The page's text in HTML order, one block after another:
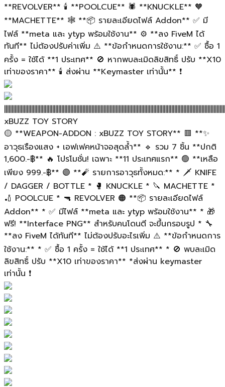
**REVOLVER** 🕯️ **POOLCUE** 🕷️ **KNUCKLE** 🧡
**MACHETTE** 🕸️ **📦 รายละเอียดไฟล์ Addon** ✅ มี
ไฟล์ **meta และ ytyp พร้อมใช้งาน** ⚙️ **ลง FiveM ได้
ทันที** ไม่ต้องปรับค่าเพิ่ม ⚠️ **ข้อกำหนดการใช้งาน:** ✅ ซื้อ 1
ครั้ง = ใช้ได้ **1 ประเทศ** 🚫 หากพบละเมิดลิขสิทธิ์ ปรับ **X10
เท่าของราคา** 🕯️ ส่งผ่าน **Keymaster เท่านั้น** ❗
xBUZZ TOY STORY
🟡 **WEAPON-ADDON : xBUZZ TOY STORY** 🟥 **✨
อาวุธเรืองแสง + เอฟเฟคหน้าจอสุดล้ำ** 🔹 รวม 7 ชิ้น **ปกติ
1,600.-฿** 🔥 โปรโมชั่น! เฉพาะ **11 ประเทศแรก** 🟢 **เหลือ
เพียง 999.-฿** 🟣 **🧨 รายการอาวุธทั้งหมด:** * 🗡️ KNIFE
/ DAGGER / BOTTLE * 🥊 KNUCKLE * 🔪 MACHETTE *
🏏 POOLCUE * 🔫 REVOLVER 🟠 **📦 รายละเอียดไฟล์
Addon** * ✅ มีไฟล์ **meta และ ytyp พร้อมใช้งาน** * 🎁
ฟรี! **Interface PNG** สำหรับคนโดนตี จะขึ้นกรอบรูป * 🔧
**ลง FiveM ได้ทันที** ไม่ต้องปรับอะไรเพิ่ม ⚠️ **ข้อกำหนดการ
ใช้งาน:** * ✅ ซื้อ 1 ครั้ง = ใช้ได้ **1 ประเทศ** * 🚫 พบละเมิด
ลิขสิทธิ์ ปรับ **X10 เท่าของราคา** *ส่งผ่าน keymaster
เท่านั้น ❗